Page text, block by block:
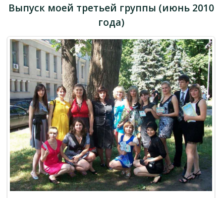
Выпуск моей третьей группы (июнь 2010
года)